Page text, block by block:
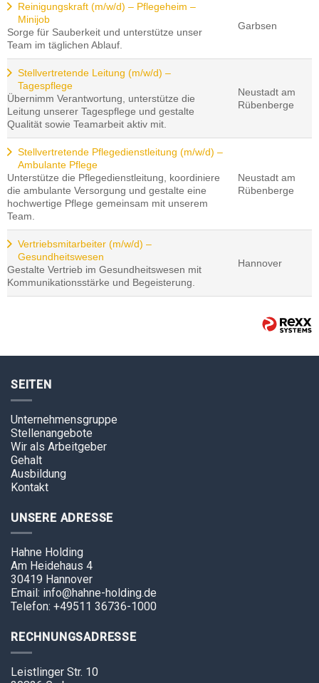
Reinigungskraft (m/w/d) – Pflegeheim –
Minijob
Sorge für Sauberkeit und unterstütze unser
Team im täglichen Ablauf.
Garbsen
Stellvertretende Leitung (m/w/d) –
Tagespflege
Übernimm Verantwortung, unterstütze die
Leitung unserer Tagespflege und gestalte
Qualität sowie Teamarbeit aktiv mit.
Neustadt am
Rübenberge
Stellvertretende Pflegedienstleitung (m/w/d) –
Ambulante Pflege
Unterstütze die Pflegedienstleitung, koordiniere
die ambulante Versorgung und gestalte eine
hochwertige Pflege gemeinsam mit unserem
Team.
Neustadt am
Rübenberge
Vertriebsmitarbeiter (m/w/d) –
Gesundheitswesen
Gestalte Vertrieb im Gesundheitswesen mit
Kommunikationsstärke und Begeisterung.
Hannover
SEITEN
Unternehmensgruppe
Stellenangebote
Wir als Arbeitgeber
Gehalt
Ausbildung
Kontakt
UNSERE ADRESSE
Hahne Holding
Am Heidehaus 4
30419 Hannover
Email: info@hahne-holding.de
Telefon: +49511 36736-1000
RECHNUNGSADRESSE
Leistlinger Str. 10